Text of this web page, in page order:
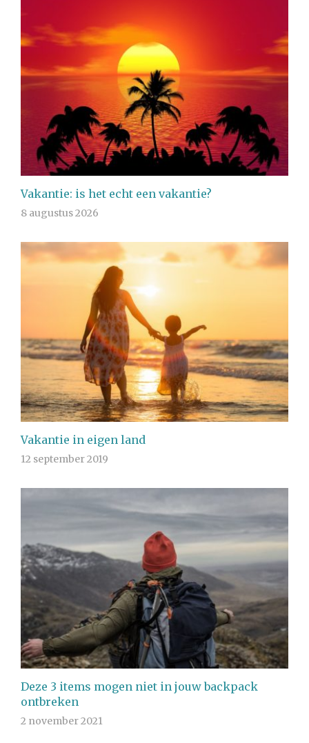
Vakantie: is het echt een vakantie?
8 augustus 2026
Vakantie in eigen land
12 september 2019
Deze 3 items mogen niet in jouw backpack
ontbreken
2 november 2021